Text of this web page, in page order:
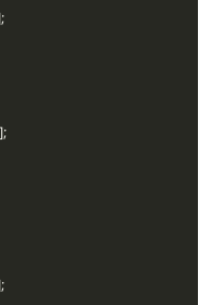
];
];
];